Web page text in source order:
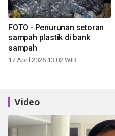
FOTO - Penurunan setoran
sampah plastik di bank
sampah
17 April 2026 13:02 WIB
Video